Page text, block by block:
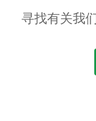
寻找有关我